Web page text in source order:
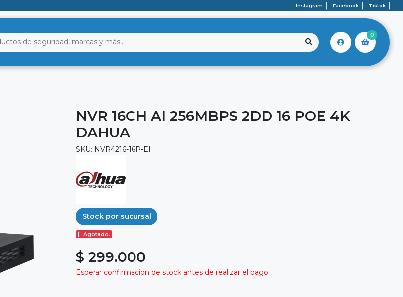
Instagram Facebook Tiktok
0
NVR 16CH AI 256MBPS 2DD 16 POE 4K
DAHUA
SKU: NVR4216-16P-EI
Stock por sucursal
Agotado.
$ 299.000
Esperar confirmacion de stock antes de realizar el pago.